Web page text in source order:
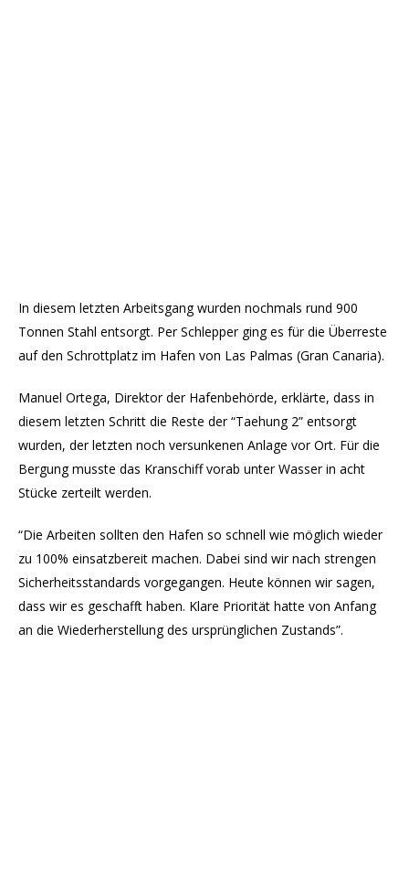
In diesem letzten Arbeitsgang wurden nochmals rund 900
Tonnen Stahl entsorgt. Per Schlepper ging es für die Überreste
auf den Schrottplatz im Hafen von Las Palmas (Gran Canaria).
Manuel Ortega, Direktor der Hafenbehörde, erklärte, dass in
diesem letzten Schritt die Reste der “Taehung 2” entsorgt
wurden, der letzten noch versunkenen Anlage vor Ort. Für die
Bergung musste das Kranschiff vorab unter Wasser in acht
Stücke zerteilt werden.
“Die Arbeiten sollten den Hafen so schnell wie möglich wieder
zu 100% einsatzbereit machen. Dabei sind wir nach strengen
Sicherheitsstandards vorgegangen. Heute können wir sagen,
dass wir es geschafft haben. Klare Priorität hatte von Anfang
an die Wiederherstellung des ursprünglichen Zustands”.